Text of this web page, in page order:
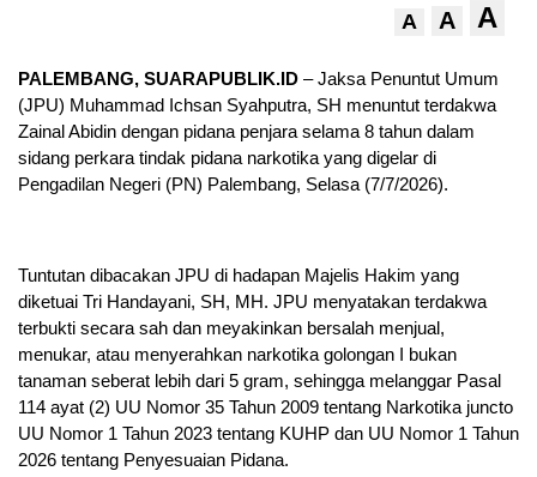
A A A
PALEMBANG, SUARAPUBLIK.ID – Jaksa Penuntut Umum
(JPU) Muhammad Ichsan Syahputra, SH menuntut terdakwa
Zainal Abidin dengan pidana penjara selama 8 tahun dalam
sidang perkara tindak pidana narkotika yang digelar di
Pengadilan Negeri (PN) Palembang, Selasa (7/7/2026).
Tuntutan dibacakan JPU di hadapan Majelis Hakim yang
diketuai Tri Handayani, SH, MH. JPU menyatakan terdakwa
terbukti secara sah dan meyakinkan bersalah menjual,
menukar, atau menyerahkan narkotika golongan I bukan
tanaman seberat lebih dari 5 gram, sehingga melanggar Pasal
114 ayat (2) UU Nomor 35 Tahun 2009 tentang Narkotika juncto
UU Nomor 1 Tahun 2023 tentang KUHP dan UU Nomor 1 Tahun
2026 tentang Penyesuaian Pidana.